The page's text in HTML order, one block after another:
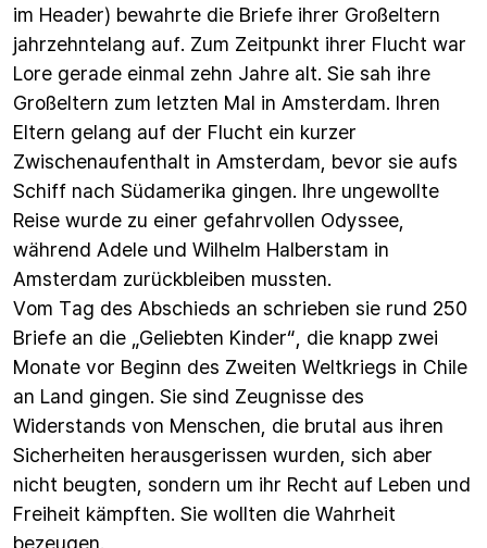
im Header) bewahrte die Briefe ihrer Großeltern
jahrzehntelang auf. Zum Zeitpunkt ihrer Flucht war
Lore gerade einmal zehn Jahre alt. Sie sah ihre
Großeltern zum letzten Mal in Amsterdam. Ihren
Eltern gelang auf der Flucht ein kurzer
Zwischenaufenthalt in Amsterdam, bevor sie aufs
Schiff nach Südamerika gingen. Ihre ungewollte
Reise wurde zu einer gefahrvollen Odyssee,
während Adele und Wilhelm Halberstam in
Amsterdam zurückbleiben mussten.
Vom Tag des Abschieds an schrieben sie rund 250
Briefe an die „Geliebten Kinder“, die knapp zwei
Monate vor Beginn des Zweiten Weltkriegs in Chile
an Land gingen. Sie sind Zeugnisse des
Widerstands von Menschen, die brutal aus ihren
Sicherheiten herausgerissen wurden, sich aber
nicht beugten, sondern um ihr Recht auf Leben und
Freiheit kämpften. Sie wollten die Wahrheit
bezeugen.